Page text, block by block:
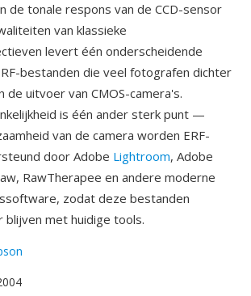
de tonale respons van de CCD-sensor
van klassieke
levert één onderscheidende
bestanden die veel fotografen dichter
de uitvoer van CMOS-camera's.
is één ander sterk punt —
van de camera worden ERF-
door Adobe Lightroom, Adobe
RawTherapee en andere moderne
zodat deze bestanden
blijven met huidige tools.